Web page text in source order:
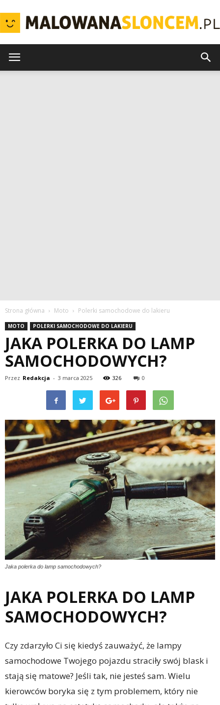
Strona główna Moto Polerki samochodowe do lakieru
MOTO POLERKI SAMOCHODOWE DO LAKIERU
JAKA POLERKA DO LAMP
SAMOCHODOWYCH?
Przez Redakcja - 3 marca 2025 326 0
Jaka polerka do lamp samochodowych?
JAKA POLERKA DO LAMP
SAMOCHODOWYCH?
Czy zdarzyło Ci się kiedyś zauważyć, że lampy
samochodowe Twojego pojazdu straciły swój blask i
stają się matowe? Jeśli tak, nie jesteś sam. Wielu
kierowców boryka się z tym problemem, który nie